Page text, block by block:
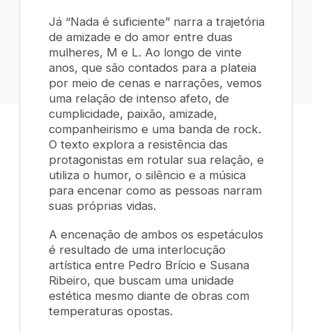
Já “Nada é suficiente” narra a trajetória
de amizade e do amor entre duas
mulheres, M e L. Ao longo de vinte
anos, que são contados para a plateia
por meio de cenas e narrações, vemos
uma relação de intenso afeto, de
cumplicidade, paixão, amizade,
companheirismo e uma banda de rock.
O texto explora a resistência das
protagonistas em rotular sua relação, e
utiliza o humor, o silêncio e a música
para encenar como as pessoas narram
suas próprias vidas.
A encenação de ambos os espetáculos
é resultado de uma interlocução
artística entre Pedro Brício e Susana
Ribeiro, que buscam uma unidade
estética mesmo diante de obras com
temperaturas opostas.